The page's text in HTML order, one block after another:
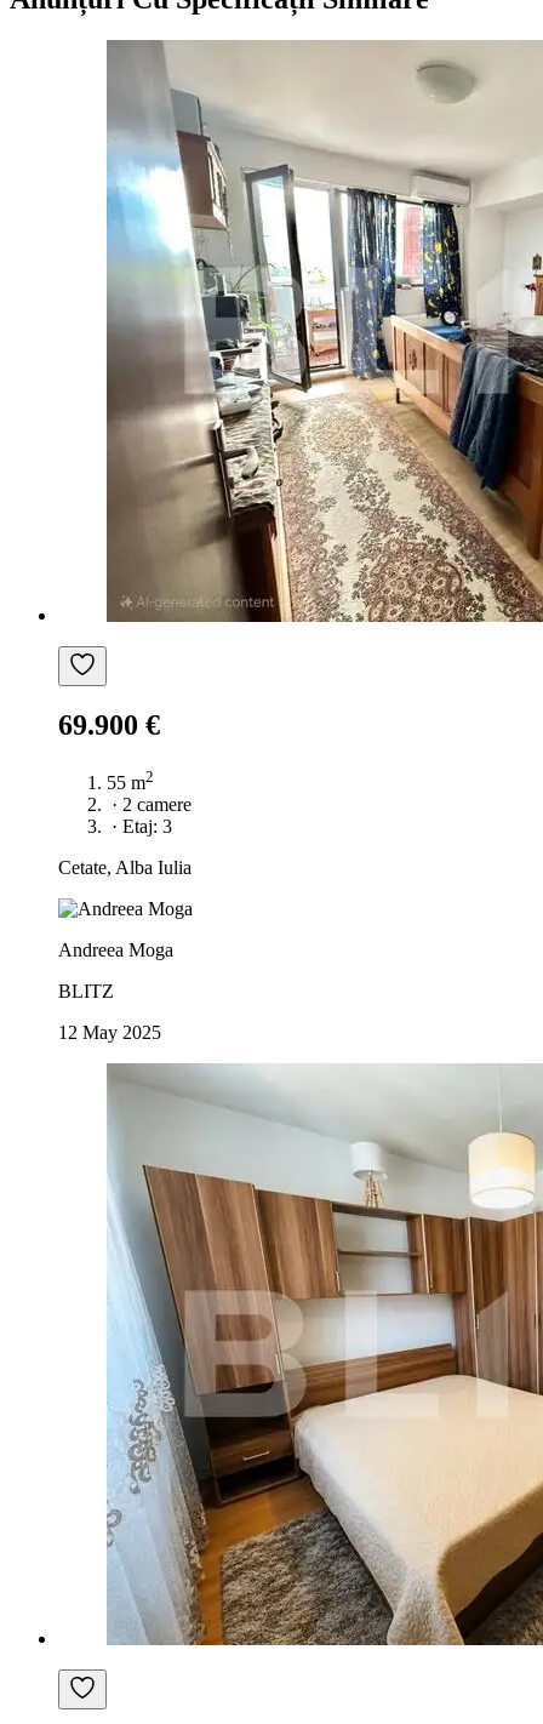
69.900 €
55 m2
· 2 camere
· Etaj: 3
Cetate, Alba Iulia
Andreea Moga
BLITZ
12 May 2025